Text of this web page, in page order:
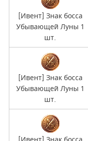
[Ивент] Знак босса
Убывающей Луны 1
шт.
[Ивент] Знак босса
Убывающей Луны 1
шт.